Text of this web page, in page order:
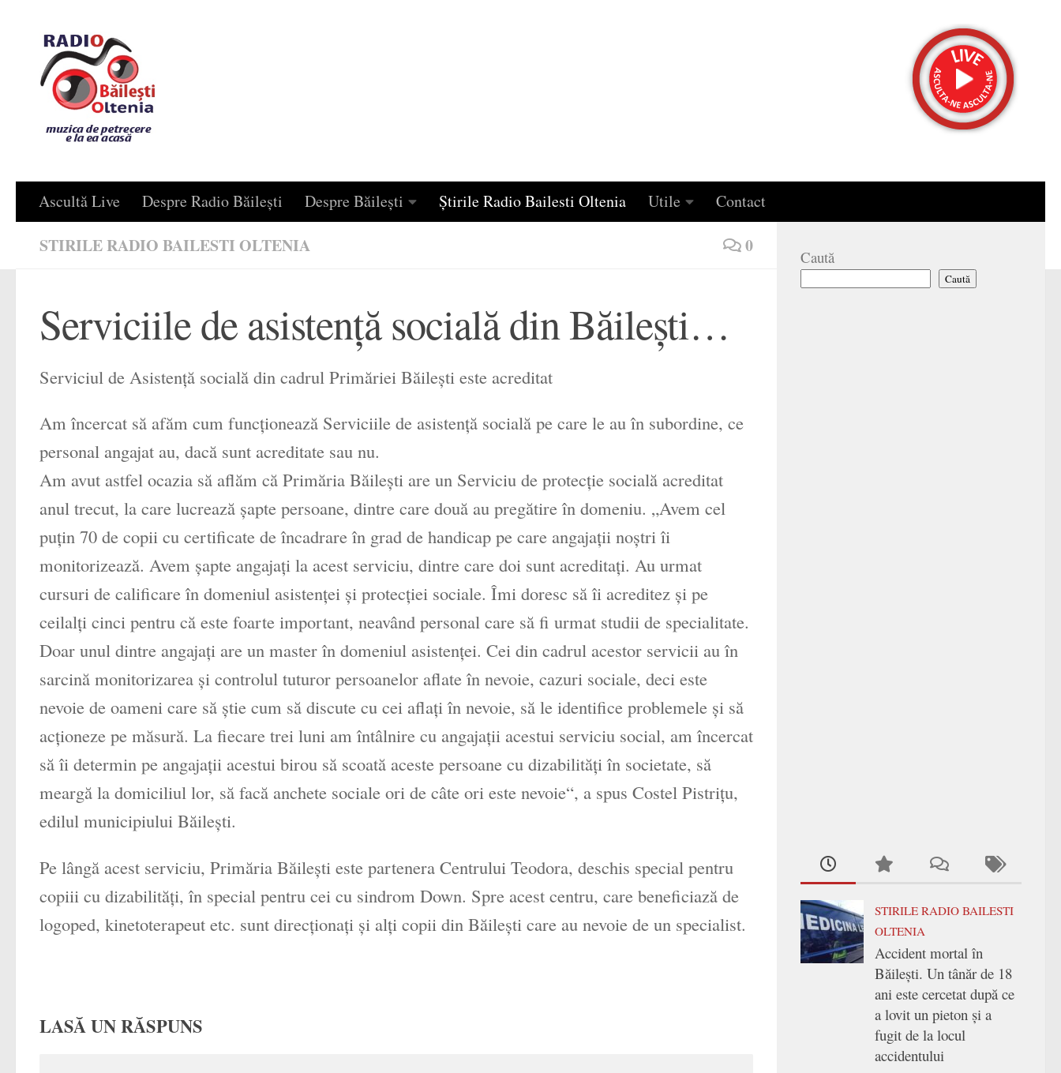
Ascultă Live Despre Radio Băilești Despre Băilești Știrile Radio Bailesti Oltenia Utile Contact
STIRILE RADIO BAILESTI OLTENIA 0
Serviciile de asistenţă socială din Băilești…
Serviciul de Asistenţă socială din cadrul Primăriei Băileşti este acreditat
Am încercat să afăm cum funcţionează Serviciile de asistenţă socială pe care le au în subordine, ce
personal angajat au, dacă sunt acreditate sau nu.
Am avut astfel ocazia să aflăm că Primăria Băileşti are un Serviciu de protecţie socială acreditat
anul trecut, la care lucrează şapte persoane, dintre care două au pregătire în domeniu. „Avem cel
puţin 70 de copii cu certificate de încadrare în grad de handicap pe care angajaţii noştri îi
monitorizează. Avem şapte angajaţi la acest serviciu, dintre care doi sunt acreditaţi. Au urmat
cursuri de calificare în domeniul asistenţei şi protecţiei sociale. Îmi doresc să îi acreditez şi pe
ceilalţi cinci pentru că este foarte important, neavând personal care să fi urmat studii de specialitate.
Doar unul dintre angajaţi are un master în domeniul asistenţei. Cei din cadrul acestor servicii au în
sarcină monitorizarea şi controlul tuturor persoanelor aflate în nevoie, cazuri sociale, deci este
nevoie de oameni care să ştie cum să discute cu cei aflaţi în nevoie, să le identifice problemele şi să
acţioneze pe măsură. La fiecare trei luni am întâlnire cu angajaţii acestui serviciu social, am încercat
să îi determin pe angajaţii acestui birou să scoată aceste persoane cu dizabilităţi în societate, să
meargă la domiciliul lor, să facă anchete sociale ori de câte ori este nevoie“, a spus Costel Pistriţu,
edilul municipiului Băileşti.
Pe lângă acest serviciu, Primăria Băileşti este partenera Centrului Teodora, deschis special pentru
copiii cu dizabilităţi, în special pentru cei cu sindrom Down. Spre acest centru, care beneficiază de
logoped, kinetoterapeut etc. sunt direcţionaţi şi alţi copii din Băileşti care au nevoie de un specialist.
LASĂ UN RĂSPUNS
Caută
Caută
STIRILE RADIO BAILESTI
OLTENIA
Accident mortal în
Băilești. Un tânăr de 18
ani este cercetat după ce
a lovit un pieton și a
fugit de la locul
accidentului